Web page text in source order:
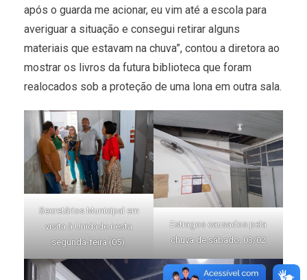
após o guarda me acionar, eu vim até a escola para
averiguar a situação e consegui retirar alguns
materiais que estavam na chuva”, contou a diretora ao
mostrar os livros da futura biblioteca que foram
realocados sob a proteção de uma lona em outra sala.
Secretários Municipal em
visita à Unidade nesta
segunda-feira (05).
Estragos causados pela
chuva de sábado, 03/02